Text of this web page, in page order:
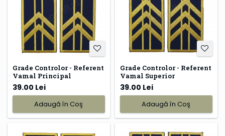
Grade Controlor - Referent
Vamal Principal
39.00 Lei
Adaugă în Coş
Grade Controlor - Referent
Vamal Superior
39.00 Lei
Adaugă în Coş